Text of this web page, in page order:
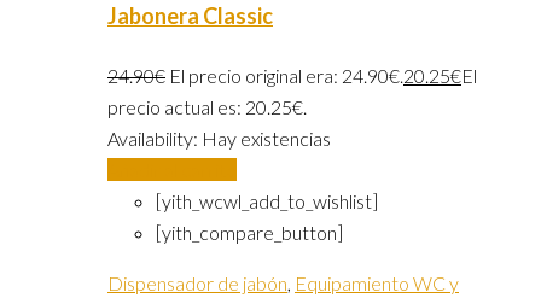
Jabonera Classic
24.90€ El precio original era: 24.90€. 20.25€El
precio actual es: 20.25€.
Availability: Hay existencias
[yith_wcwl_add_to_wishlist]
[yith_compare_button]
Dispensador de jabón Equipamiento WC y